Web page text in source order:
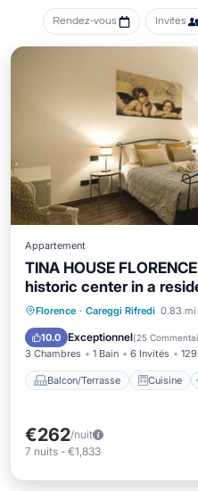
Rendez-vous Invités
Appartement
TINA HOUSE
historic center in a
Florence · Careggi Rifredi 0.83 mi
10.0 Exceptionnel(25
3 Chambres 1 Bain 6 Invités
Balcon/Terrasse Cuisine
Balcon/Terrasse
Climatisation
€262/nuit
7 nuits - €1,833